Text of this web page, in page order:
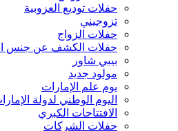
حفلات توديع العزوبية
تزوجيني
حفلات الزواج
حفلات الكشف عن جنس
بيبي شاور
مولود جديد
يوم علم الإمارات
اليوم الوطني لدولة
الافتتاحات الكبري
حفلات الشركات